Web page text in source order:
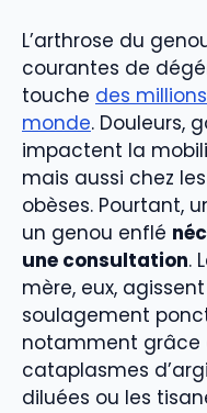
L’arthrose du
courantes de
touche des
monde. Douleurs,
impactent la
mais aussi chez
obèses. Pourtant,
un genou enflé
une consultation.
mère, eux,
soulagement
notamment grâce
cataplasmes
diluées ou les